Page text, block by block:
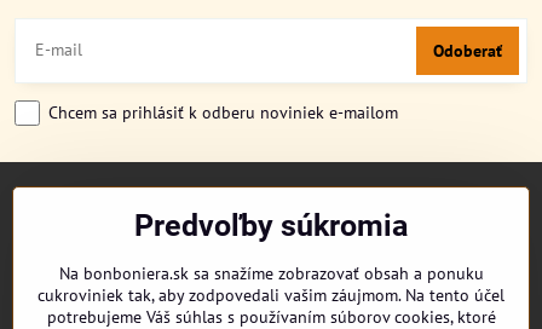
Odoberať
Chcem sa prihlásiť k odberu noviniek e-mailom
DORUČENIE OBJEDNÁVKY
REKLAMAČNÉ PODMIENKY
Predvoľby súkromia
Na bonboniera.sk sa snažíme zobrazovať obsah a ponuku
cukroviniek tak, aby zodpovedali vašim záujmom. Na tento účel
potrebujeme Váš súhlas s používaním súborov cookies, ktoré